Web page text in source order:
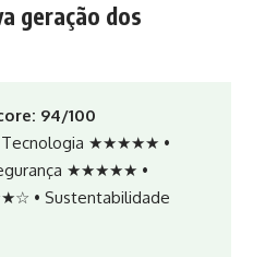
geração dos
94/100
★★★★★ •
★★★★★ •
• Sustentabilidade